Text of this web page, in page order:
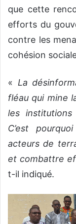
que cette
efforts du
contre les
cohésion
« La
fléau qui mine
les
C’est
acteurs de
et combattre
t-il indiqué.